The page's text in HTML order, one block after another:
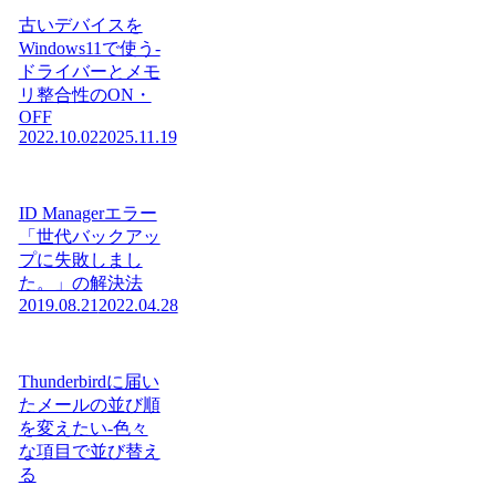
古いデバイスを
Windows11で使う-
ドライバーとメモ
リ整合性のON・
OFF
2022.10.022025.11.19
ID Managerエラー
「世代バックアッ
プに失敗しまし
た。」の解決法
2019.08.21 2022.04.28
Thunderbirdに届い
たメールの並び順
を変えたい-色々
な項目で並び替え
る